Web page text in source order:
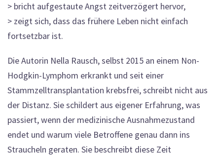
> bricht aufgestaute Angst zeitverzögert hervor,
> zeigt sich, dass das frühere Leben nicht einfach
fortsetzbar ist.
Die Autorin Nella Rausch, selbst 2015 an einem Non-
Hodgkin-Lymphom erkrankt und seit einer
Stammzelltransplantation krebsfrei, schreibt nicht aus
der Distanz. Sie schildert aus eigener Erfahrung, was
passiert, wenn der medizinische Ausnahmezustand
endet und warum viele Betroffene genau dann ins
Straucheln geraten. Sie beschreibt diese Zeit